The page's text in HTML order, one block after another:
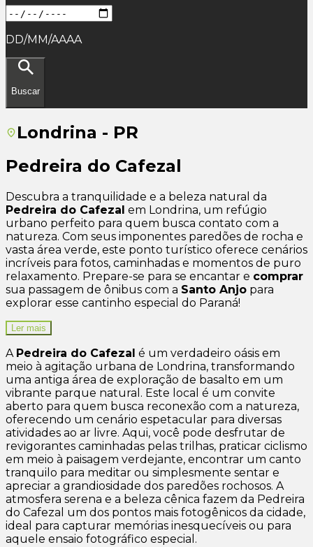
DD/MM/AAAA
Buscar
Londrina - PR
Pedreira do Cafezal
Descubra a tranquilidade e a beleza natural da
Pedreira do Cafezal em Londrina, um refúgio
urbano perfeito para quem busca contato com a
natureza. Com seus imponentes paredões de rocha e
vasta área verde, este ponto turístico oferece cenários
incríveis para fotos, caminhadas e momentos de puro
relaxamento. Prepare-se para se encantar e comprar
sua passagem de ônibus com a Santo Anjo para
explorar esse cantinho especial do Paraná!
Ler mais
A Pedreira do Cafezal é um verdadeiro oásis em
meio à agitação urbana de Londrina, transformando
uma antiga área de exploração de basalto em um
vibrante parque natural. Este local é um convite
aberto para quem busca reconexão com a natureza,
oferecendo um cenário espetacular para diversas
atividades ao ar livre. Aqui, você pode desfrutar de
revigorantes caminhadas pelas trilhas, praticar ciclismo
em meio à paisagem verdejante, encontrar um canto
tranquilo para meditar ou simplesmente sentar e
apreciar a grandiosidade dos paredões rochosos. A
atmosfera serena e a beleza cênica fazem da Pedreira
do Cafezal um dos pontos mais fotogênicos da cidade,
ideal para capturar memórias inesquecíveis ou para
aquele ensaio fotográfico especial.